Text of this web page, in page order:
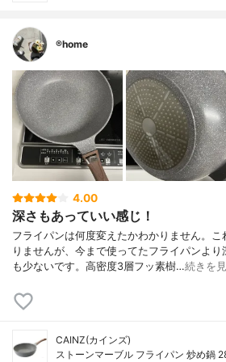
®️home
4.00
深さもあっていい感じ！
フライパンは何度変えたかわかりません。
りませんが、今まで使ってたフライパンよ
も少ないです。高密度3層フッ素樹…続きを
CAINZ(カインズ)
ストーンマーブル フライパン 炒め鍋